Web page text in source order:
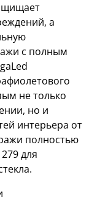
а
с полным
не только
но и
интерьера от
полностью
для